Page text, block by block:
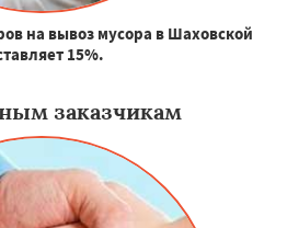
на вывоз мусора в Шаховской
15%.
заказчикам